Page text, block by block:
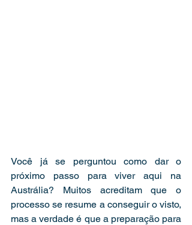
Você já se perguntou como dar o
próximo passo para viver aqui na
Austrália? Muitos acreditam que o
processo se resume a conseguir o visto,
mas a verdade é que a preparação para